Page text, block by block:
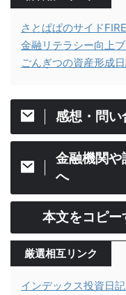
さとぱぱのサイド
金融リテラシー向上
ごんぎつの資産形成日
感想・問い
金融機関
へ
本文をコピー
厳選相互リンク
インデックス投資日